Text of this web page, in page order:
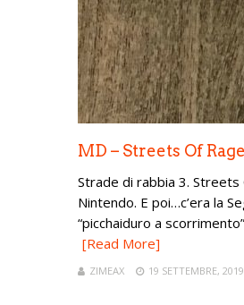
MD – Streets Of
Strade di rabbia 3. Streets
Nintendo. E poi…c’era la
“picchaiduro a
[Read More]
ZIMEAX 19 SETTEMBRE, 2019